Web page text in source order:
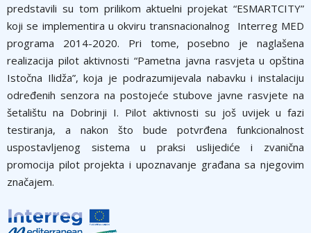
predstavili su tom prilikom aktuelni projekat “ESMARTCITY”
koji se implementira u okviru transnacionalnog Interreg MED
programa 2014-2020. Pri tome, posebno je naglašena
realizacija pilot aktivnosti “Pametna javna rasvjeta u opština
Istočna Ilidža”, koja je podrazumijevala nabavku i instalaciju
određenih senzora na postojeće stubove javne rasvjete na
šetalištu na Dobrinji I. Pilot aktivnosti su još uvijek u fazi
testiranja, a nakon što bude potvrđena funkcionalnost
uspostavljenog sistema u praksi uslijediće i zvanična
promocija pilot projekta i upoznavanje građana sa njegovim
značajem.